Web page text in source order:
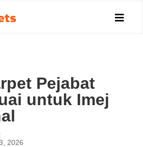

Pejabat
untuk Imej
2026